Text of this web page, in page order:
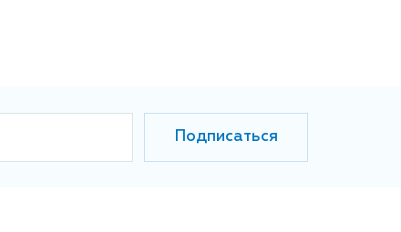
Подписаться